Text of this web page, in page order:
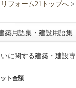
フォーム21トップへ>
築用語集・建設用語集
に関する建築・建設
ト金額